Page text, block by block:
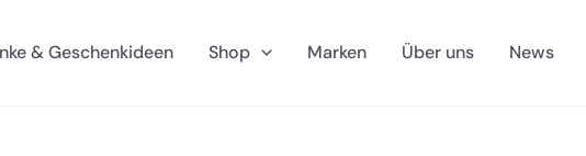
& Geschenkideen Shop Marken Über uns News